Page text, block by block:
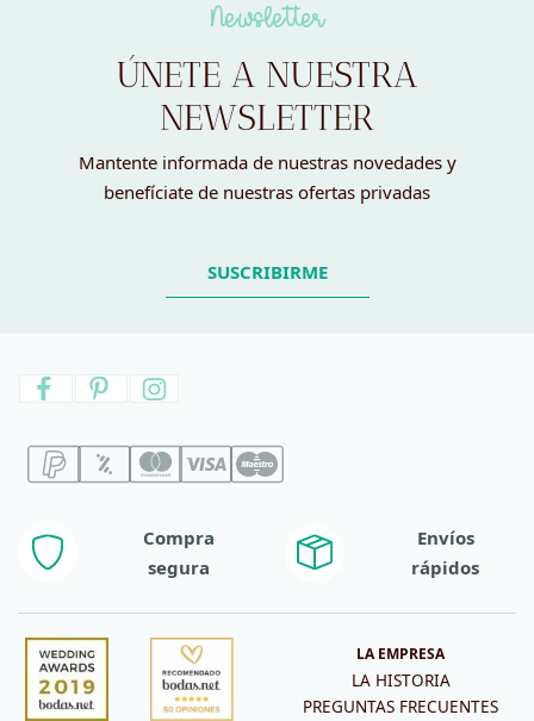
Newsletter
ÚNETE A NUESTRA
NEWSLETTER
Mantente informada de nuestras novedades y
benefíciate de nuestras ofertas privadas
SUSCRIBIRME
Compra
segura
Envíos
rápidos
LA EMPRESA
LA HISTORIA
PREGUNTAS FRECUENTES